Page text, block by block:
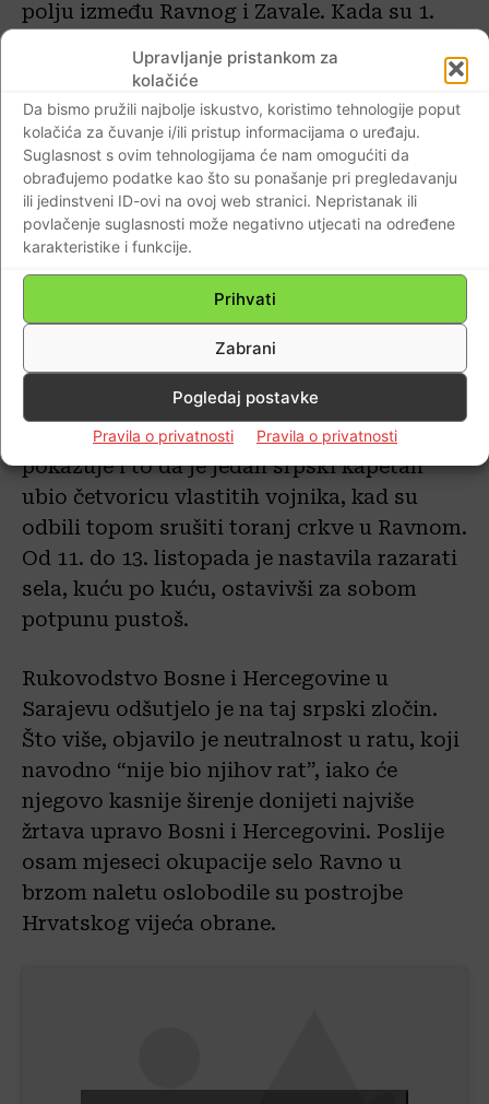
Upravljanje pristankom za
kolačiće
Da bismo pružili najbolje iskustvo, koristimo tehnologije poput
kolačića za čuvanje i/ili pristup informacijama o uređaju.
Suglasnost s ovim tehnologijama će nam omogućiti da
obrađujemo podatke kao što su ponašanje pri pregledavanju
ili jedinstveni ID-ovi na ovoj web stranici. Nepristanak ili
povlačenje suglasnosti može negativno utjecati na određene
karakteristike i funkcije.
Prihvati
Zabrani
Pogledaj postavke
Pravila o privatnosti Pravila o privatnosti
polju između Ravnog i Zavale. Kada su 1.
crnogorske rezerviste teško porazili
malobrojniji hrvatski branitelji, njihove
razbijene postrojbe okomile su se na
Ravno.
Opkljačkane su i zapaljene mnoge kuće, a
dio stanovnika odveden u Trebinje.
Tri dana poslije srpsko je topništvo
granatiralo Ravno. Većina preostalih
stanovnika pobjegla je u okolna brda.
Mnogi koji su ostali, ubijeni su kada je u
selo ušlo pješaštvo. Koliki je bio bijes JNA
pokazuje i to da je jedan srpski kapetan
ubio četvoricu vlastitih vojnika, kad su
odbili topom srušiti toranj crkve u Ravnom.
Od 11. do 13. listopada je nastavila razarati
sela, kuću po kuću, ostavivši za sobom
potpunu pustoš.
Rukovodstvo Bosne i Hercegovine u
Sarajevu odšutjelo je na taj srpski zločin.
Što više, objavilo je neutralnost u ratu, koji
navodno “nije bio njihov rat”, iako će
njegovo kasnije širenje donijeti najviše
žrtava upravo Bosni i Hercegovini. Poslije
osam mjeseci okupacije selo Ravno u
brzom naletu oslobodile su postrojbe
Hrvatskog vijeća obrane.